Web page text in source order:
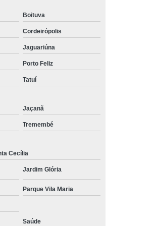
para Medo
para Insônia
Insônia e Ansiedade
para Insônia Grave
Interior de São Paulo
Bipolar
Depressão Bipolar
Transtorno Bipolar
de São Paulo
Paulo
Boituva
Cordeirópolis
Jaguariúna
Porto Feliz
Tatuí
Jaçanã
Tremembé
Cecília
Jardim Glória
Parque Vila Maria
Saúde